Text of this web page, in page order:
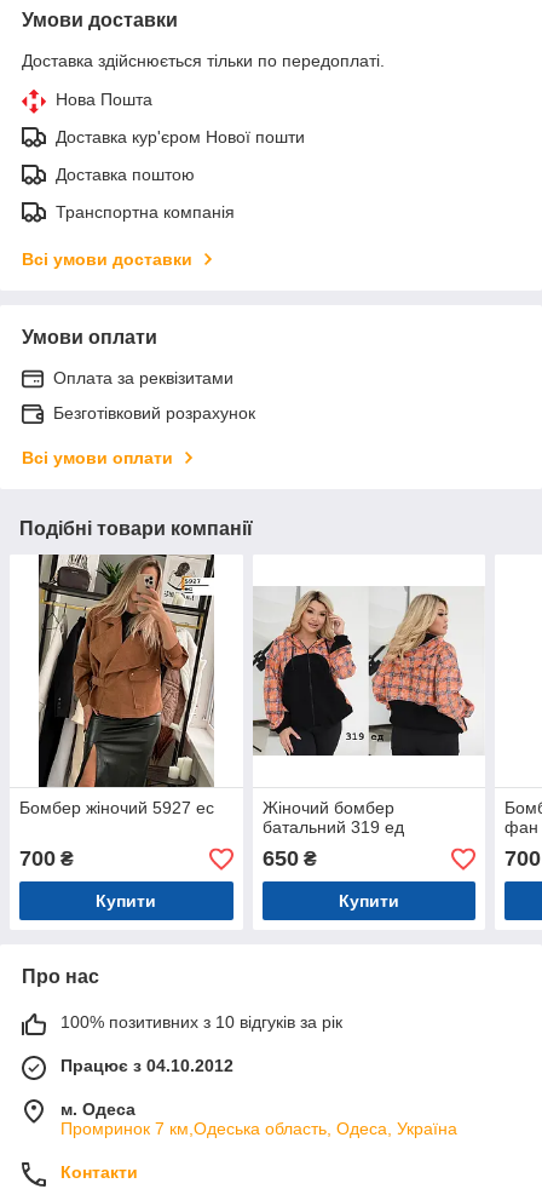
Умови доставки
Доставка здійснюється тільки по передоплаті.
Нова Пошта
Доставка кур'єром Нової пошти
Доставка поштою
Транспортна компанія
Всі умови доставки
Умови оплати
Оплата за реквізитами
Безготівковий розрахунок
Всі умови оплати
Подібні товари компанії
Бомбер жіночий 5927 ес
700 ₴
Купити
Жіночий бомбер
батальний 319 ед
650₴
Купити
фан
700
Про нас
100% позитивних з 10 відгуків за рік
Працює з 04.10.2012
м. Одеса
Промринок 7 км,Одеська область, Одеса, Україна
Контакти